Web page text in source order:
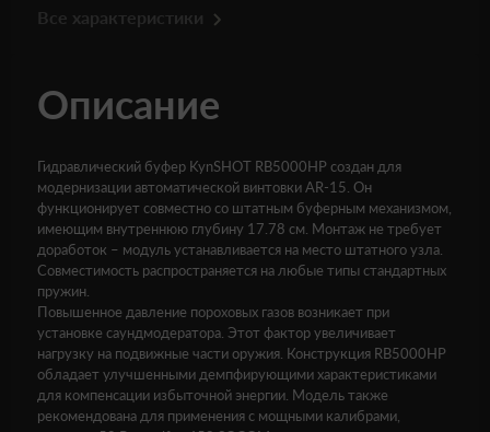
Все характеристики
Описание
Гидравлический буфер KynSHOT RB5000HP создан для
модернизации автоматической винтовки AR-15. Он
функционирует совместно со штатным буферным механизмом,
имеющим внутреннюю глубину 17.78 см. Монтаж не требует
доработок – модуль устанавливается на место штатного узла.
Совместимость распространяется на любые типы стандартных
пружин.
Повышенное давление пороховых газов возникает при
установке саундмодератора. Этот фактор увеличивает
нагрузку на подвижные части оружия. Конструкция RB5000HP
обладает улучшенными демпфирующими характеристиками
для компенсации избыточной энергии. Модель также
рекомендована для применения с мощными калибрами,